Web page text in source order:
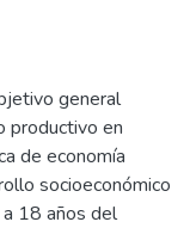
general
productivo en
de economía
socioeconómico
18 años del